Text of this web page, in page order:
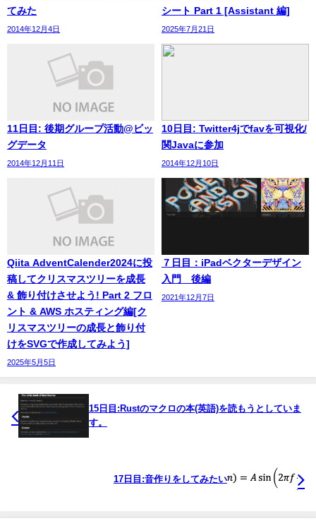
てみた
2014年12月4日
シート Part 1 [Assistant 編]
2025年7月21日
11日目: 後期グループ活動@ビッ
グデータ
2014年12月11日
10日目: Twitter4jでfavを可視化/
関Javaに参加
2014年12月10日
Qiita AdventCalender2024に投
稿してクリスマスツリーを成長
& 飾り付けさせよう! Part 2 フロ
ント & AWS ホスティング編[ク
リスマスツリーの成長と飾り付
けをSVGで作成してみよう]
2025年5月5日
７日目：iPadベクターデザイン
入門 後編
2021年12月7日
15日目:Rustのマクロの本(英語)を読もうとしていま
す。
17日目:音作りをしてみたい